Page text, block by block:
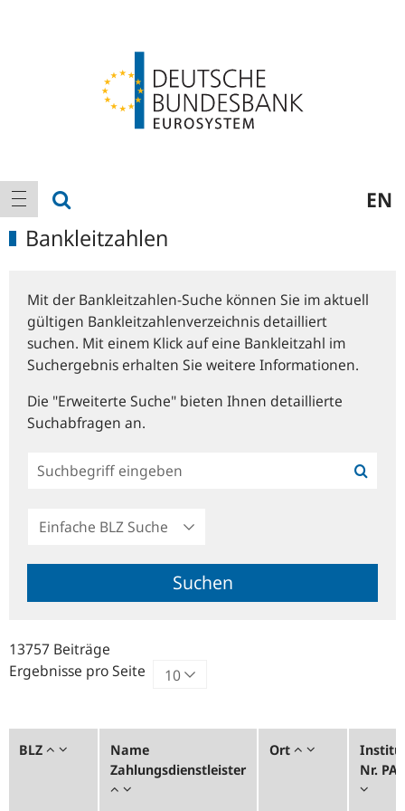
Hauptnavigation
Navigation anzeigen EN
Bankleitzahlen
Mit der Bankleitzahlen-Suche können Sie im aktuell
gültigen Bankleitzahlenverzeichnis detailliert
suchen. Mit einem Klick auf eine Bankleitzahl im
Suchergebnis erhalten Sie weitere Informationen.
Die "Erweiterte Suche" bieten Ihnen detaillierte
Suchabfragen an.
Einfache
Suche
Suchen
13757 Beiträge
Ergebnisse pro Seite
BLZ
Name
Zahlungsdienstleister
Ort
Nr.